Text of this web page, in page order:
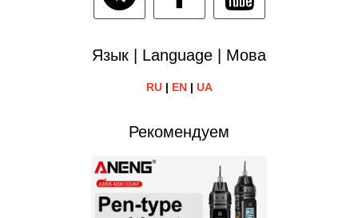
Язык | Language | Мова
RU| EN| UA
Рекомендуем